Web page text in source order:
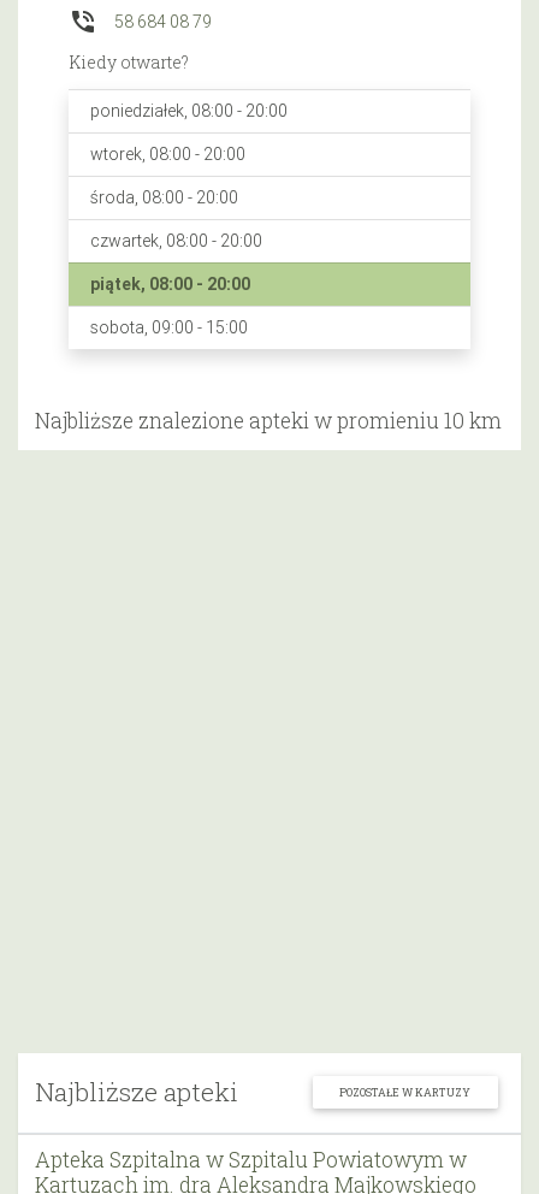
Najbliższe apteki POZOSTAŁE W KARTUZY
Apteka Szpitalna w Szpitalu Powiatowym w
Kartuzach im. dra Aleksandra Majkowskiego
phone_in_talk 58 684 08 79
Kiedy otwarte?
poniedziałek, 08:00 - 20:00
wtorek, 08:00 - 20:00
środa, 08:00 - 20:00
czwartek, 08:00 - 20:00
piątek, 08:00 - 20:00
sobota, 09:00 - 15:00
Najbliższe znalezione apteki w promieniu 10 km